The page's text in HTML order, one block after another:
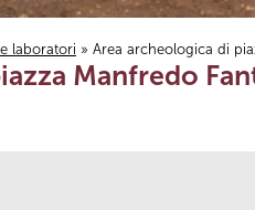
laboratori » Area archeologica di
Manfredo